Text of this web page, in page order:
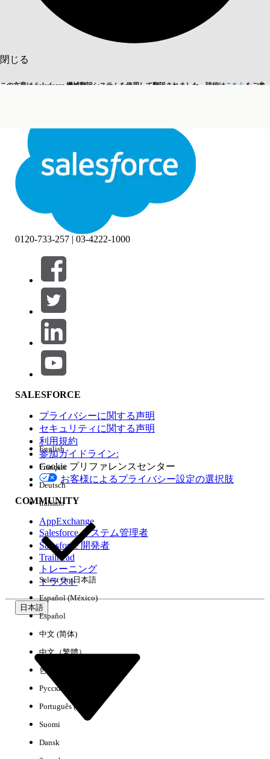
閉じる
この文章は Salesforce 機械翻訳システムを使用して翻訳されました。詳細はこちら をご参
閉じる 閉じる
絞り込み条件 (0)
絞り込み条件を選択
製品エリア
機能の影響
エディション
環境
0120-733-257 | 03-4222-1000
SALESFORCE
プライバシーに関する声明
セキュリティに関する声明
利用規約
参加ガイドライン:
Cookie プリファレンスセンター
お客様によるプライバシー設定の選択肢
COMMUNITY
AppExchange
Salesforce システム管理者
Salesforce 開発者
Trailhead
トレーニング
トラスト
日本語
English
Français
Deutsch
Italiano
Select Org日本語
Español (México)
Español
中文 (简体)
中文（繁體）
한국어
Русский
Português (Brasil)
Suomi
Dansk